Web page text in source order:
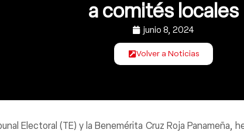
a comités locales
junio 8, 2024
Volver a Noticias
Electoral (TE) y la Benemérita Cruz Roja Panameña,